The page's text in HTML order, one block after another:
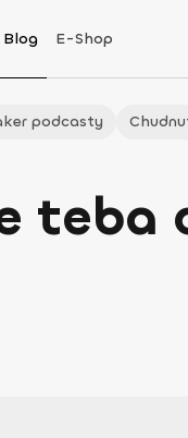
Blog E-Shop
podcasty
teba